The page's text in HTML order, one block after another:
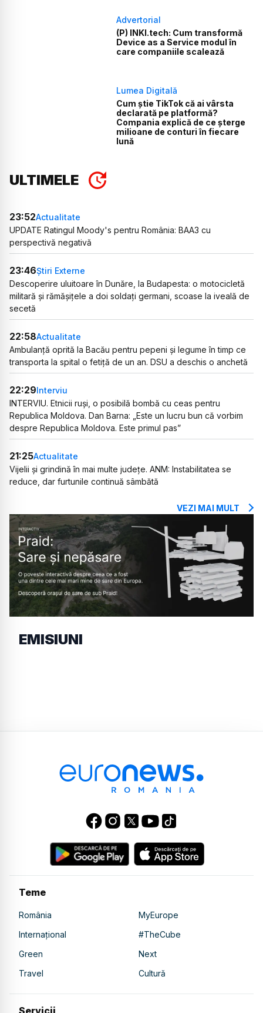
Advertorial
(P) INKI.tech: Cum transformă
Device as a Service modul în
care companiile scalează
Lumea Digitală
Cum știe TikTok că ai vârsta
declarată pe platformă?
Compania explică de ce șterge
milioane de conturi în fiecare
lună
ULTIMELE
23:52Actualitate
UPDATE Ratingul Moody's pentru România: BAA3 cu
perspectivă negativă
23:46Știri Externe
Descoperire uluitoare în Dunăre, la Budapesta: o motocicletă
militară și rămășițele a doi soldați germani, scoase la iveală de
secetă
22:58Actualitate
Ambulanță oprită la Bacău pentru pepeni și legume în timp ce
transporta la spital o fetiță de un an. DSU a deschis o anchetă
22:29Interviu
INTERVIU. Etnicii ruși, o posibilă bombă cu ceas pentru
Republica Moldova. Dan Barna: „Este un lucru bun că vorbim
despre Republica Moldova. Este primul pas”
21:25Actualitate
Vijelii și grindină în mai multe județe. ANM: Instabilitatea se
reduce, dar furtunile continuă sâmbătă
VEZI MAI MULT
EMISIUNI
Teme
România
MyEurope
Internațional
#TheCube
Green
Next
Travel
Cultură
Servicii